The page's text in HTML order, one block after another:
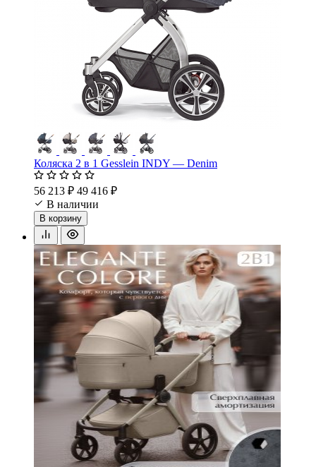
Коляска 2 в 1 Gesslein INDY — Denim
56 213 ₽ 49 416 ₽
В наличии
В корзину